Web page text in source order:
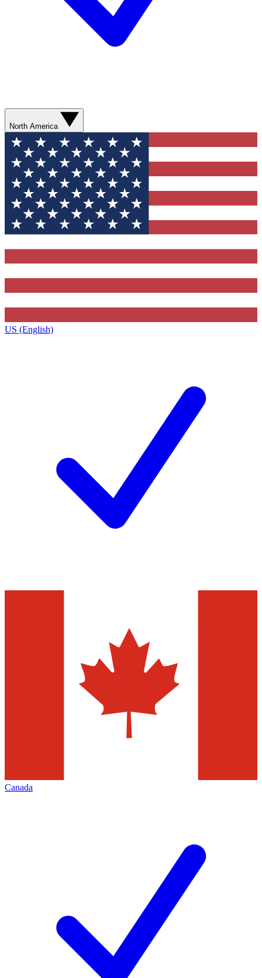
North America
US (English)
Canada